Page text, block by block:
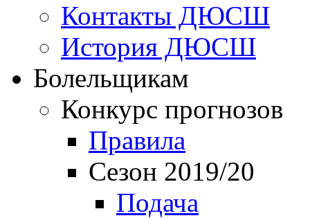
Контакты ДЮСШ
История ДЮСШ
Болельщикам
Конкурс прогнозов
Правила
Сезон 2019/20
Подача